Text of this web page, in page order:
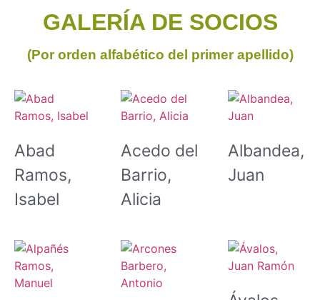
GALERÍA DE SOCIOS
(Por orden alfabético del primer apellido)
Abad
Ramos,
Isabel
Acedo del
Barrio,
Alicia
Albandea,
Juan